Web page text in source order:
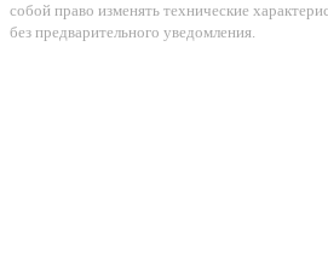
собой право изменять технические
без предварительного уведомления.